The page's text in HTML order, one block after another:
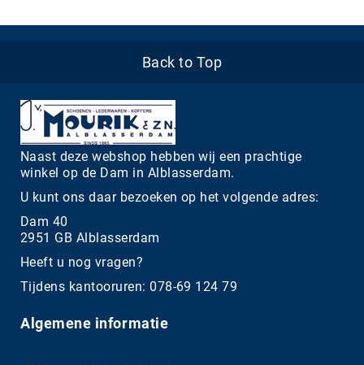
Back to Top
Naast deze webshop hebben wij een prachtige
winkel op de Dam in Alblasserdam.
U kunt ons daar bezoeken op het volgende adres:
Dam 40
2951 GB Alblasserdam
Heeft u nog vragen?
Tijdens kantooruren: 078-69 124 79
Algemene informatie